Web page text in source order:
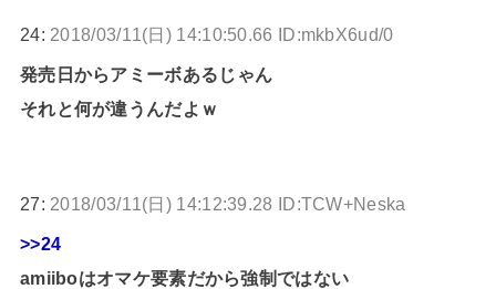
24: 2018/03/11(日) 14:10:50.66 ID:mkbX6ud/0
発売日からアミーボあるじゃん
それと何が違うんだよｗ
27: 2018/03/11(日) 14:12:39.28 ID:TCW+Neska
>>24
amiiboはオマケ要素だから強制ではない